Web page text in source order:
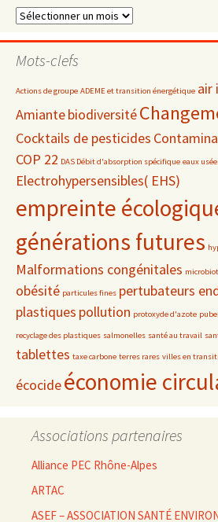
Dossiers
date
Mots-clefs
Actions de groupe ADEME et transition énergétique air
Amiantebiodiversité
Cocktails de pesticides
COP 22 DAS Débit d'absorption spécifique eaux
Electrohypersensibles( EHS)
empreinte
générations futures
Malformations congénitales
obésité particules fines pertubateurs
plastiques pollution protoxyde d'azote
recyclage des plastiques salmonelles santé au travail
tablettes taxe carbone terres rares villes en
écocideéconomie
Associations partenaires
Alliance PEC Rhône-Alpes
ARTAC
ASEF – ASSOCIATION SANTÉ